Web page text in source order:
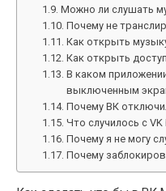
Можно ли слушать
Почему не
Как открыть
Как открыть
В каком
выключенным
Почему ВК
Что случилось с VK
Почему я не могу
Почему